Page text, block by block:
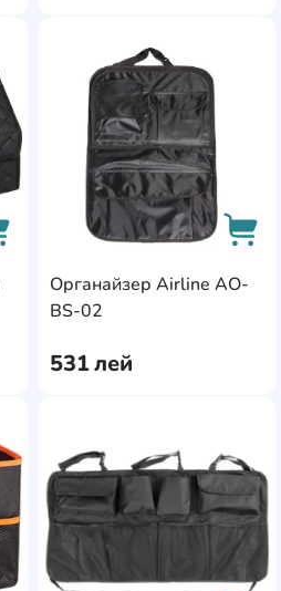
AddCardToFavourite
AddCardToCart
Органайзер Airline AO-
BS-02
531лей